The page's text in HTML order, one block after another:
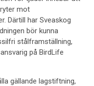
mot
Därtill har Sveaskog
bör kunna
stålframställning,
på BirdLife
gällande lagstiftning,